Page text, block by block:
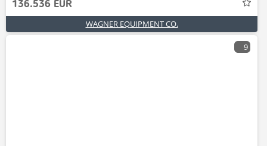
136.536 EUR
WAGNER EQUIPMENT CO.
9